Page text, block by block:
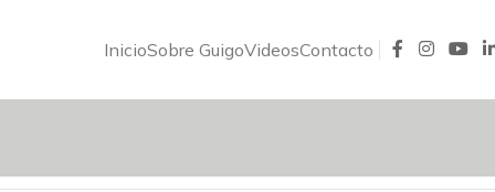
InicioSobre GuigoVideosContacto